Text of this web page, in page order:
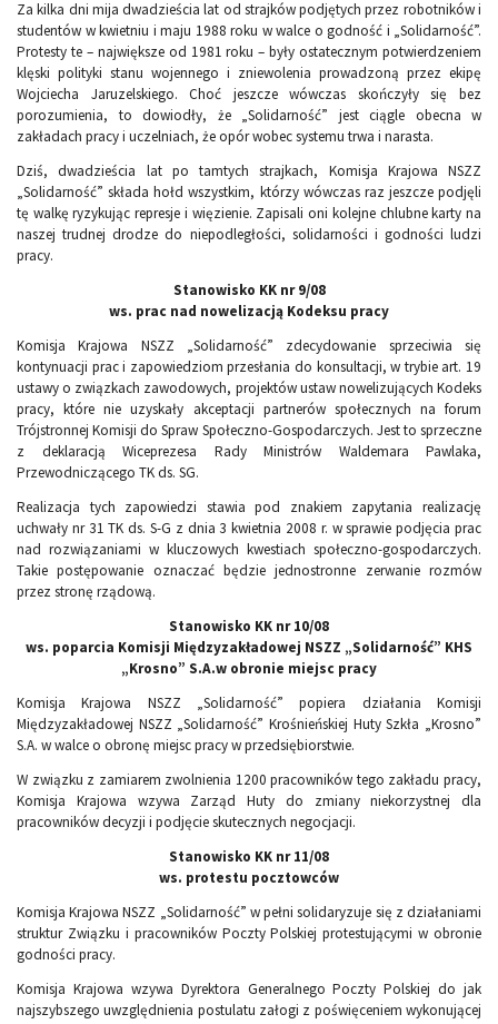
Za kilka dni mija dwadzieścia lat od strajków podjętych przez robotników i
studentów w kwietniu i maju 1988 roku w walce o godność i „Solidarność”.
Protesty te – największe od 1981 roku – były ostatecznym potwierdzeniem
klęski polityki stanu wojennego i zniewolenia prowadzoną przez ekipę
Wojciecha Jaruzelskiego. Choć jeszcze wówczas skończyły się bez
porozumienia, to dowiodły, że „Solidarność” jest ciągle obecna w
zakładach pracy i uczelniach, że opór wobec systemu trwa i narasta.
Dziś, dwadzieścia lat po tamtych strajkach, Komisja Krajowa NSZZ
„Solidarność” składa hołd wszystkim, którzy wówczas raz jeszcze podjęli
tę walkę ryzykując represje i więzienie. Zapisali oni kolejne chlubne karty na
naszej trudnej drodze do niepodległości, solidarności i godności ludzi
pracy.
Stanowisko KK nr 9/08
ws. prac nad nowelizacją Kodeksu pracy
Komisja Krajowa NSZZ „Solidarność” zdecydowanie sprzeciwia się
kontynuacji prac i zapowiedziom przesłania do konsultacji, w trybie art. 19
ustawy o związkach zawodowych, projektów ustaw nowelizujących Kodeks
pracy, które nie uzyskały akceptacji partnerów społecznych na forum
Trójstronnej Komisji do Spraw Społeczno-Gospodarczych. Jest to sprzeczne
z deklaracją Wiceprezesa Rady Ministrów Waldemara Pawlaka,
Przewodniczącego TK ds. SG.
Realizacja tych zapowiedzi stawia pod znakiem zapytania realizację
uchwały nr 31 TK ds. S-G z dnia 3 kwietnia 2008 r. w sprawie podjęcia prac
nad rozwiązaniami w kluczowych kwestiach społeczno-gospodarczych.
Takie postępowanie oznaczać będzie jednostronne zerwanie rozmów
przez stronę rządową.
Stanowisko KK nr 10/08
ws. poparcia Komisji Międzyzakładowej NSZZ „Solidarność” KHS
„Krosno” S.A.w obronie miejsc pracy
Komisja Krajowa NSZZ „Solidarność” popiera działania Komisji
Międzyzakładowej NSZZ „Solidarność” Krośnieńskiej Huty Szkła „Krosno”
S.A. w walce o obronę miejsc pracy w przedsiębiorstwie.
W związku z zamiarem zwolnienia 1200 pracowników tego zakładu pracy,
Komisja Krajowa wzywa Zarząd Huty do zmiany niekorzystnej dla
pracowników decyzji i podjęcie skutecznych negocjacji.
Stanowisko KK nr 11/08
ws. protestu pocztowców
Komisja Krajowa NSZZ „Solidarność” w pełni solidaryzuje się z działaniami
struktur Związku i pracowników Poczty Polskiej protestującymi w obronie
godności pracy.
Komisja Krajowa wzywa Dyrektora Generalnego Poczty Polskiej do jak
najszybszego uwzględnienia postulatu załogi z poświęceniem wykonującej